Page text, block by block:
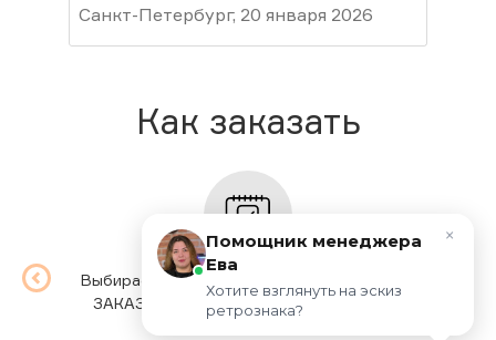
Санкт-Петербург, 20 января 2026
Как заказать
Выбираете товар, выбираете опции, жмете
ЗАКАЗАТЬ. Заполняете простую форму.
Помощник менеджера
Ева
Хотите взглянуть на эскиз
ретрознака?
×